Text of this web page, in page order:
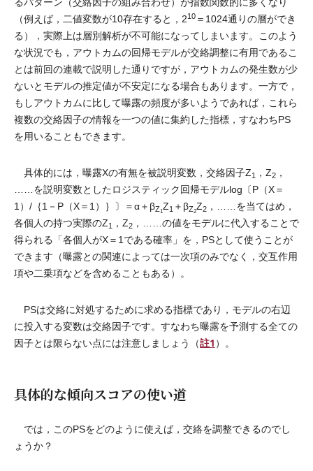
（例えば，二値変数が10存在すると，210 ＝1024通りの層ができ
る），実際上は層別解析が不可能になってしまいます。このよう
な状況でも，アウトカムの回帰モデルが交絡調整に有用であるこ
とは前回の連載で説明した通りですが，アウトカムの発生数が少
ないとモデルの推定値が不安定になる場合もあります。一方で，
もしアウトカムに比して曝露の頻度が多いようであれば，これら
複数の交絡因子の情報を一つの値に集約した指標，すなわちPS
を用いることもできます。
具体的には，曝露Xの有無を被説明変数，交絡因子Z1 ，Z2 ，
……を説明変数としたロジスティック回帰モデルlog〔P（X＝
1）/｛1－P（X＝1）｝〕＝α＋βZ1Z1 ＋βZ2Z2 ，……を当てはめ，
各個人の持つ実際のZ1 ，Z2 ，……の値をモデルに代入することで
得られる「各個人がX＝1である確率」を，PSとして使うことが
できます（曝露との関連によっては一次項のみでなく，交互作用
項や二乗項などを含めることもある）。
PSは交絡に対処するために求める指標であり，モデルの右辺
に投入する変数は交絡因子です。すなわち曝露を予測する全ての
因子とは限らない点には注意しましょう（註1 ）。
具体的な傾向スコアの使い道
では，このPSをどのように使えば，交絡を調整できるのでし
ょうか？